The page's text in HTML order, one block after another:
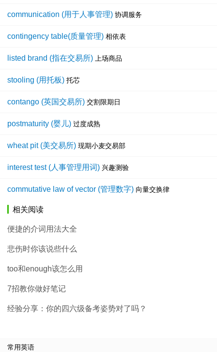
communication (用于人事管理) 协调服务
contingency table(质量管理) 相依表
listed brand (指在交易所) 上场商品
stooling (用托板) 托芯
contango (英国交易所) 交割限期日
postmaturity (婴儿) 过度成熟
wheat pit (美交易所) 现期小麦交易部
interest test (人事管理用词) 兴趣测验
commutative law of vector (管理数字) 向量交换律
相关阅读
便捷的介词用法大全
悲伤时你该说些什么
too和enough该怎么用
7招教你做好笔记
经验分享：你的四六级备考姿势对了吗？
常用英语